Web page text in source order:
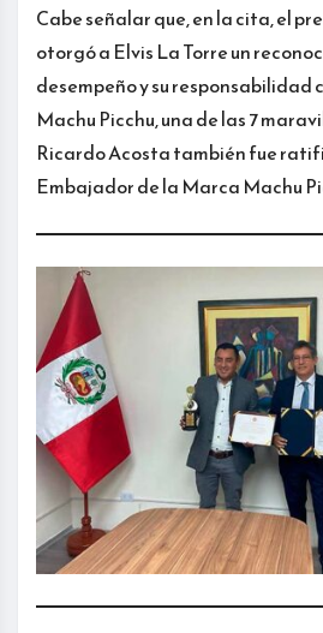
Cabe señalar que, en la cita, el
otorgó a Elvis La Torre un
desempeño y su responsabilidad
Machu Picchu, una de las 7
Ricardo Acosta también fue
Embajador de la Marca Machu